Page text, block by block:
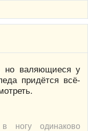
но валяющиеся у
придётся всё-
ногу одинаково